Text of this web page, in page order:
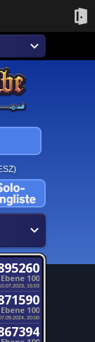
Ebene 100
15:03
Ebene 100
20:00